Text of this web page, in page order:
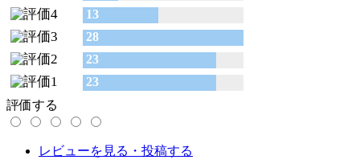
13
28
23
23
評価する
レビューを見る・投稿する